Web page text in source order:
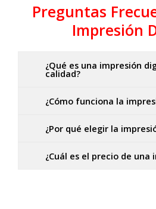
Preguntas
Impresión
¿Qué es una impresión
calidad?
¿Cómo funciona la
¿Por qué elegir la
¿Cuál es el precio de